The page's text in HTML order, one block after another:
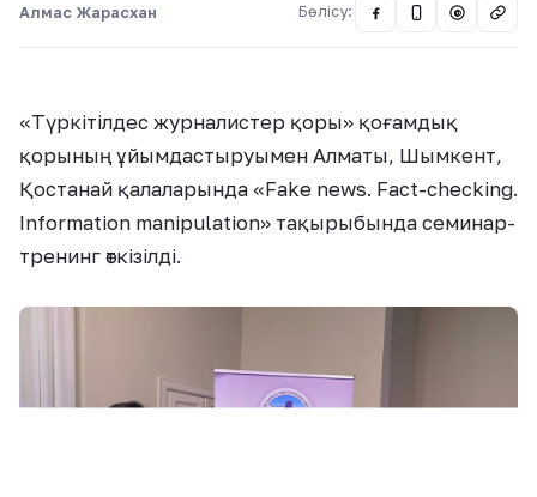
Алмас Жарасхан Бөлісу: @
«Түркітілдес журналистер қоры» қоғамдық
қорының ұйымдастыруымен Алматы, Шымкент,
Қостанай қалаларында «Fake news. Fact-checking.
Information manipulation» тақырыбында семинар-
тренинг өткізілді.